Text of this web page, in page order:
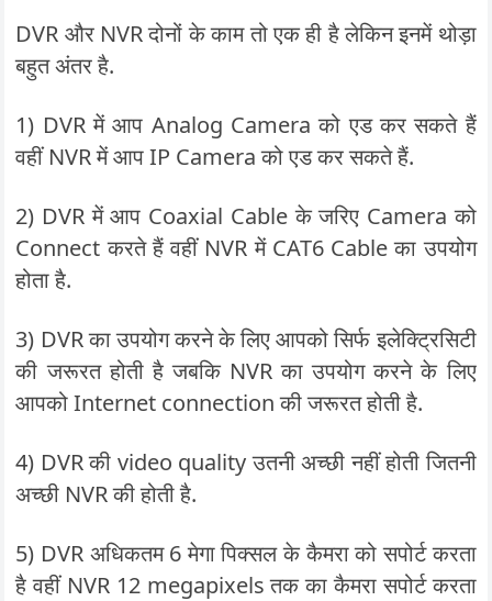
DVR और NVR दोनों के काम तो एक ही है लेकिन इनमें थोड़ा
बहुत अंतर है.
1) DVR में आप Analog Camera को एड कर सकते हैं
वहीं NVR में आप IP Camera को एड कर सकते हैं.
2) DVR में आप Coaxial Cable के जरिए Camera को
Connect करते हैं वहीं NVR में CAT6 Cable का उपयोग
होता है.
3) DVR का उपयोग करने के लिए आपको सिर्फ इलेक्ट्रिसिटी
की जरूरत होती है जबकि NVR का उपयोग करने के लिए
आपको Internet connection की जरूरत होती है.
4) DVR की video quality उतनी अच्छी नहीं होती जितनी
अच्छी NVR की होती है.
5) DVR अधिकतम 6 मेगा पिक्सल के कैमरा को सपोर्ट करता
है वहीं NVR 12 megapixels तक का कैमरा सपोर्ट करता